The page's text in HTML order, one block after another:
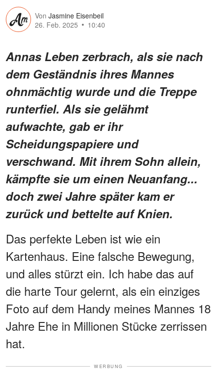
Von Jasmine Eisenbeil
26. Feb. 2025
10:40
Annas Leben zerbrach, als sie nach
dem Geständnis ihres Mannes
ohnmächtig wurde und die Treppe
runterfiel. Als sie gelähmt
aufwachte, gab er ihr
Scheidungspapiere und
verschwand. Mit ihrem Sohn allein,
kämpfte sie um einen Neuanfang...
doch zwei Jahre später kam er
zurück und bettelte auf Knien.
Das perfekte Leben ist wie ein
Kartenhaus. Eine falsche Bewegung,
und alles stürzt ein. Ich habe das auf
die harte Tour gelernt, als ein einziges
Foto auf dem Handy meines Mannes 18
Jahre Ehe in Millionen Stücke zerrissen
hat.
WERBUNG